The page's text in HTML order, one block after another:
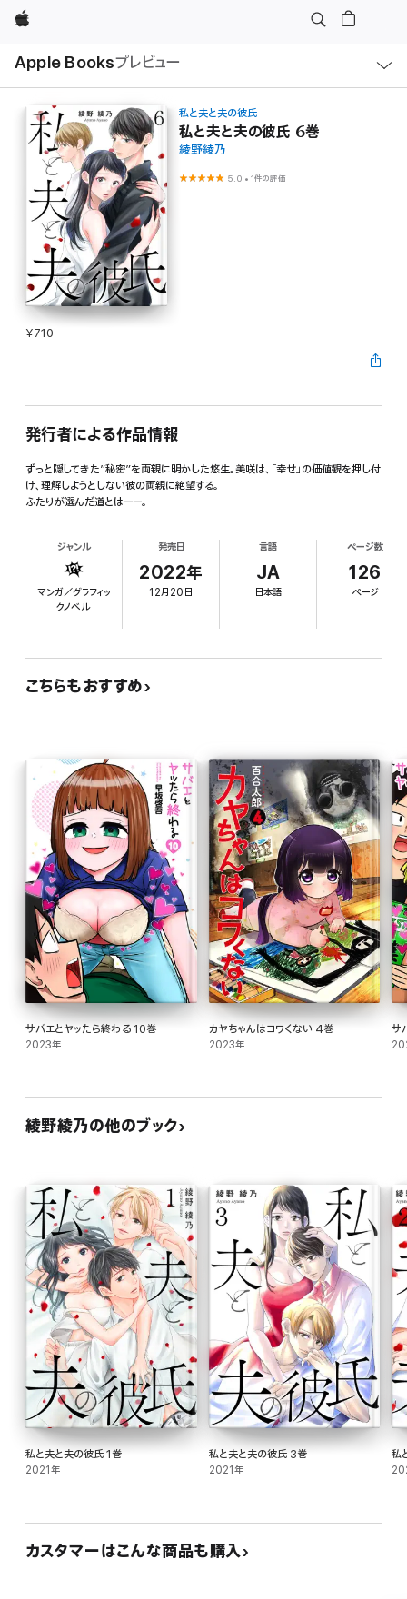
Apple
Apple Booksプレビュー
ル
私と夫と夫の彼氏
私と夫と夫の彼氏 6巻
綾野綾乃
5.0 •1件の評価
¥710
発行者による作品情報
ずっと隠してきた”秘密”を両親に明かした悠生。美咲は、「幸せ」の価値観を押し付
け、理解しようとしない彼の両親に絶望する。
ふたりが選んだ道とはーー。
ジャンル
マンガ／グラフィッ
クノベル
発売日
2022年
12月20日
言語
JA
日本語
ページ数
126
ページ
こちらもおすすめ
サバエとヤッたら終わる 10巻
2023年
カヤちゃんはコワくない 4巻
2023年
サ
綾野綾乃の他のブック
私と夫と夫の彼氏 1巻
2021年
私と夫と夫の彼氏 3巻
2021年
私
カスタマーはこんな商品も購入